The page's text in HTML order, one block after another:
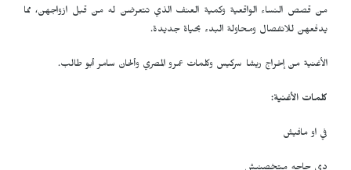
من قصص النساء الواقعية وكمية العنف الذي تتعرضن له من قبل ازواجهن، مما
يدفعهن للانفصال ومحاولة البدء بحياة جديدة.
الأغنية من إخراج ريشا سركيس وكلمات عمرو المصري وألحان سامر أبو طالب.
كلمات الأغنية:
في او مافيش